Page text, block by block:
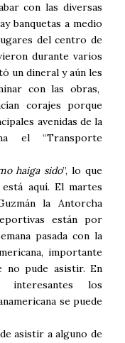
con las diversas
banquetas a medio
del centro de
durante varios
un dineral y aún les
con las obras,
corajes porque
avenidas de la
el “Transporte
haiga sido”, lo que
aquí. El martes
la Antorcha
están por
pasada con la
importante
no pude asistir. En
interesantes los
se puede
a alguno de